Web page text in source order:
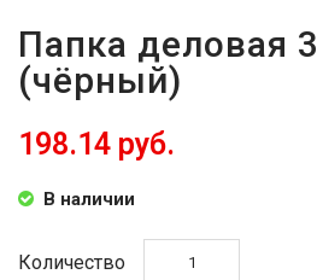
Папка деловая
(чёрный)
198.14 руб.
В наличии
Количество